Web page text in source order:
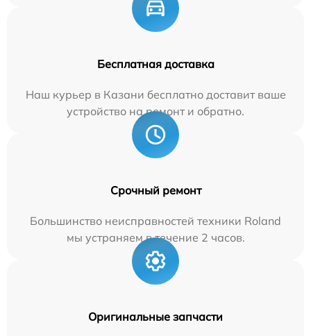
Бесплатная доставка
Наш курьер в Казани бесплатно доставит ваше
устройство на ремонт и обратно.
Срочный ремонт
Большинство неисправностей техники Roland
мы устраняем в течение 2 часов.
Оригинальные запчасти